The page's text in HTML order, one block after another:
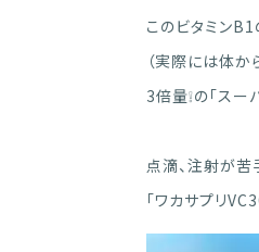
このビタミンB1
（実際には体
3倍量❕の「ス
点滴、注射が
「ワカサプリ